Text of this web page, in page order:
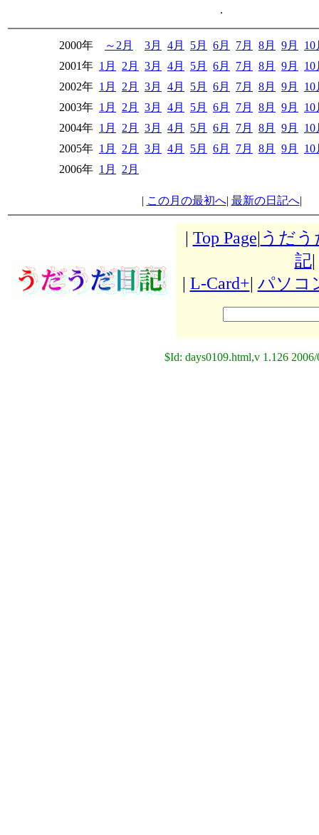
.
2000年 ～2月 3月 4月 5月 6月 7月 8月 9月
10
2001年 1月 2月 3月 4月 5月 6月 7月 8月 9月
10
2002年 1月 2月 3月 4月 5月 6月 7月 8月 9月
10
2003年 1月 2月 3月 4月 5月 6月 7月 8月 9月
10
2004年 1月 2月 3月 4月 5月 6月 7月 8月 9月
10
2005年 1月 2月 3月 4月 5月 6月 7月 8月 9月
10
2006年 1月 2月
| この月の最初へ| 最新の日記へ|
| Top Page| うだう
記|
| L-Card+| パソコ
$Id: days0109.html,v 1.126